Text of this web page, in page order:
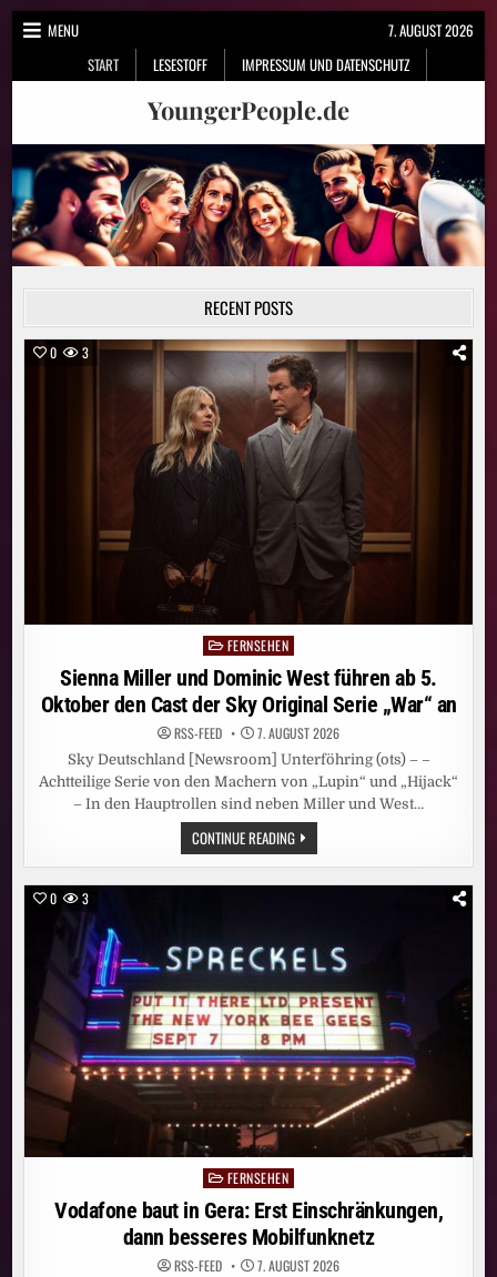
Skip
MENU
START
LESESTOFF IMPRESSUM UND DATENSCHUTZ
7. AUGUST 2026
YoungerPeople.de
RECENT POSTS
0 3
Posted
in
FERNSEHEN
Sienna Miller und Dominic West führen ab 5.
Oktober den Cast der Sky Original Serie „War“ an
RSS-FEED 7. AUGUST 2026
Sky Deutschland [Newsroom] Unterföhring (ots) – –
Achtteilige Serie von den Machern von „Lupin“ und „Hijack“
– In den Hauptrollen sind neben Miller und West…
CONTINUE READINGSIENNA
MILLER
UND
OKTOBER
DEN
CAST
DER
SKY
ORIGINAL
SERIE
„WAR“
AN
0 3
Posted
in
FERNSEHEN
Vodafone baut in Gera: Erst Einschränkungen,
dann besseres Mobilfunknetz
RSS-FEED 7. AUGUST 2026